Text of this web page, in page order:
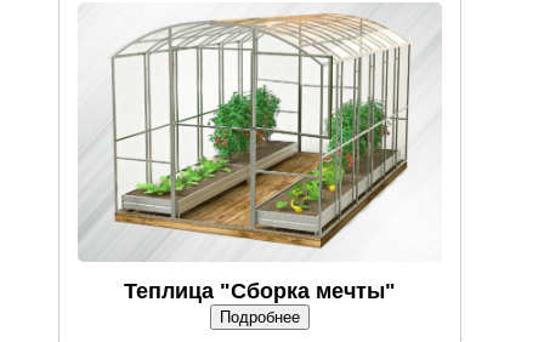
Теплица "Сборка мечты"
Подробнее